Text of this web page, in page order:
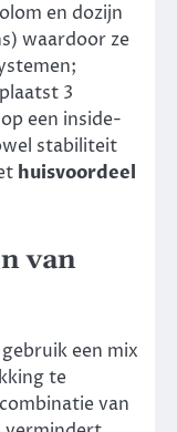
en dozijn
waardoor ze
3
een inside-
stabiliteit
huisvoordeel
van
een mix
te
van